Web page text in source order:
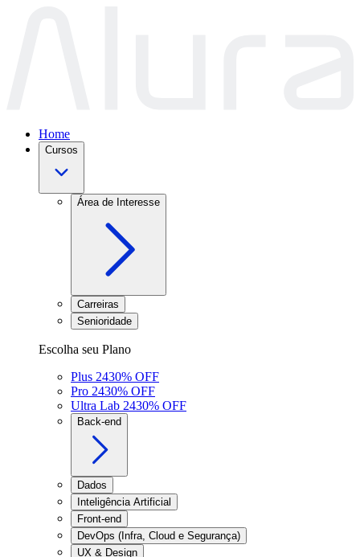
Home
Cursos
Área de Interesse
Carreiras
Senioridade
Escolha seu Plano
Plus 2430% OFF
Pro 2430% OFF
Ultra Lab 2430% OFF
Back-end
Dados
Inteligência Artificial
Front-end
DevOps (Infra, Cloud e Segurança)
UX & Design